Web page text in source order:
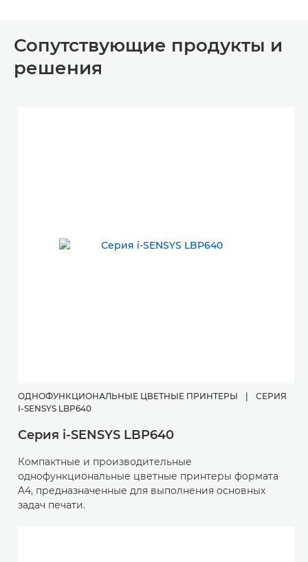
Сопутствующие продукты и
решения
ОДНОФУНКЦИОНАЛЬНЫЕ ЦВЕТНЫЕ ПРИНТЕРЫ
СЕРИЯ
I-SENSYS LBP640
Серия i-SENSYS LBP640
Компактные и производительные
однофункциональные цветные принтеры формата
A4, предназначенные для выполнения основных
задач печати.